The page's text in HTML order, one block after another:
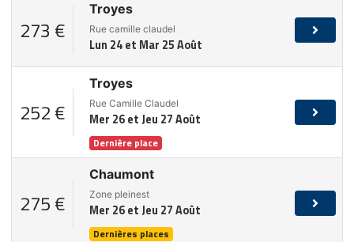
273 €
Troyes
Rue camille claudel
Lun 24 et Mar 25 Août
252 €
Troyes
Rue Camille Claudel
Mer 26 et Jeu 27 Août
Dernière place
275 €
Chaumont
Zone pleinest
Mer 26 et Jeu 27 Août
Dernières places